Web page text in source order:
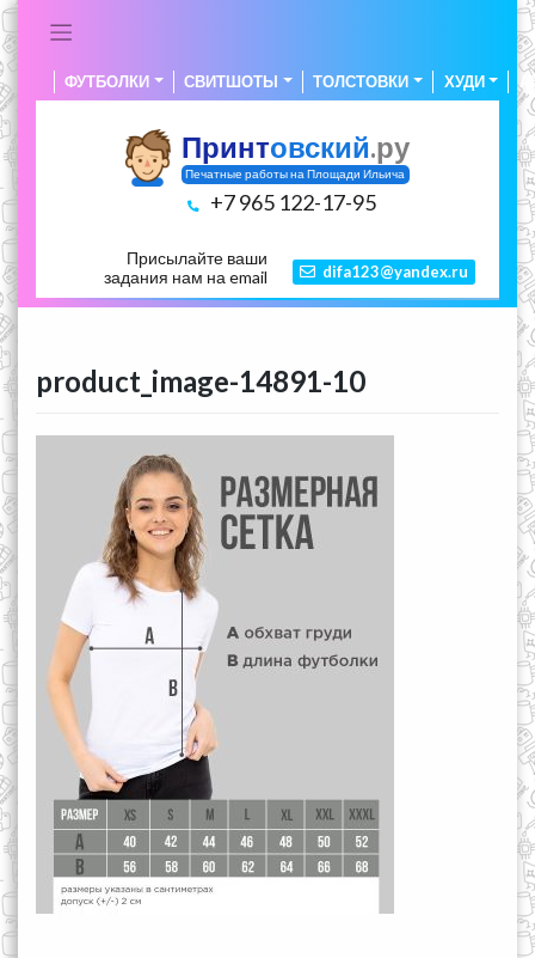
ФУТБОЛКИ СВИТШОТЫ ТОЛСТОВКИ ХУДИ
Принтовский.ру
Печатные работы на Площади Ильича
+7 965 122-17-95
Присылайте ваши
задания нам на email
difa123@yandex.ru
product_image-14891-10